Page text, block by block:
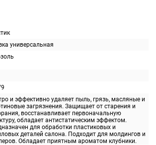
универсальная
и эффективно удаляет пыль, грязь, масляные и
загрязнения. Защищает от старения и
восстанавливает первоначальную
обладает антистатическим эффектом.
для обработки пластиковых и
деталей салона. Подходит для молдингов и
Обладает приятным ароматом клубники.